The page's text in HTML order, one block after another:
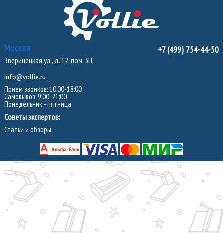
Москва
Зверинецкая ул., д. 12, пом. 3Ц
info@vollie.ru
Прием звонков: 10:00-18:00
Самовывоз: 9:00-21:00
Понедельник - пятница
Советы экспертов:
Статьи и обзоры
+7 (499) 754-44-50